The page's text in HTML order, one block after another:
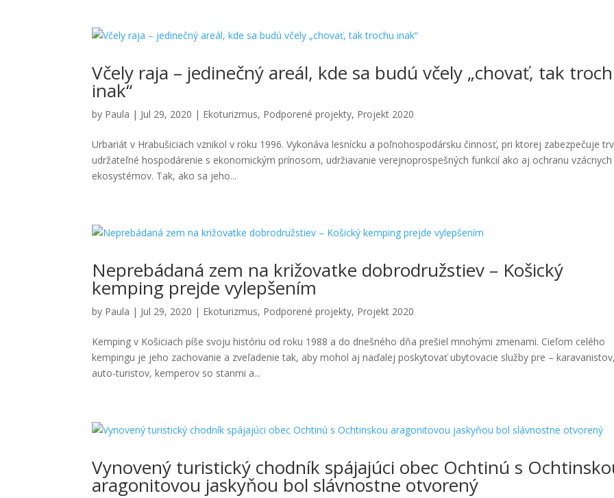
Včely raja – jedinečný areál, kde sa budú včely „chovať, tak
inak“
by Paula | Jul 29, 2020 | Ekoturizmus, Podporené projekty, Projekt 2020
Urbariát v Hrabušiciach vznikol v roku 1996. Vykonáva lesnícku a poľnohospodársku činnosť, pri ktorej zabezpečuje
udržateľné hospodárenie s ekonomickým prínosom, udržiavanie verejnoprospešných funkcií ako aj ochranu vzácnych
ekosystémov. Tak, ako sa jeho...
Neprebádaná zem na križovatke dobrodružstiev – Košický
kemping prejde vylepšením
by Paula | Jul 29, 2020 | Ekoturizmus, Podporené projekty, Projekt 2020
Kemping v Košiciach píše svoju históriu od roku 1988 a do dnešného dňa prešiel mnohými zmenami. Cieľom celého
kempingu je jeho zachovanie a zveľadenie tak, aby mohol aj naďalej poskytovať ubytovacie služby pre – karavanistov,
auto-turistov, kemperov so stanmi a...
Vynovený turistický chodník spájajúci obec Ochtinú s
aragonitovou jaskyňou bol slávnostne otvorený